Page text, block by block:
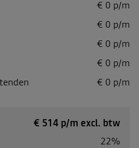
€ 0 p/m
€ 0 p/m
€ 0 p/m
€ 0 p/m
€ 0 p/m
€ 514 p/m excl. btw
22%